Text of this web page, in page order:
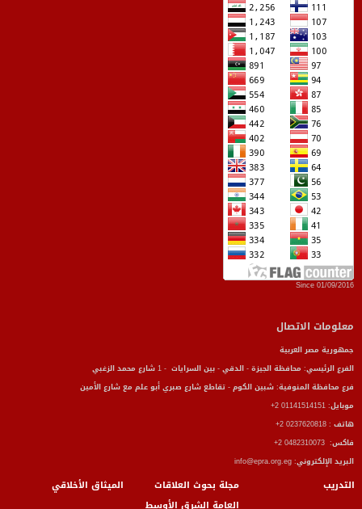
المزيد
الموت يغيب كبير مؤسسي المصرية للعلاقات العامة
تاريخ النشر :09/04/2018
فقد مجتمع العلاقات العامة في مصر أمس أحد أبرز
الشخصيات التي أثرت العمل العام والمجتمع المدني
الجمعية المصرية للعلاقات العامة (EPRA) تدين
Since 01/09/2016
معلومات الاتصال
جمهورية مصر العربية
الفرع الرئيسي: محافظة الجيزة - الدقي - بين السرايات - 1 شارع محمد الزغبي
فرع محافظة المنوفية: شبين الكوم - تقاطع شارع صبري أبو علم مع شارع الأمين
موبايل: 01141514151 2+
هاتف : 0237620818 2+
فاكس: 0482310073 2+
البريد الإلكتروني: info@epra.org.eg
التدريب
مجلة بحوث العلاقات
العامة الشرق الأوسط
الميثاق الأخلاقي